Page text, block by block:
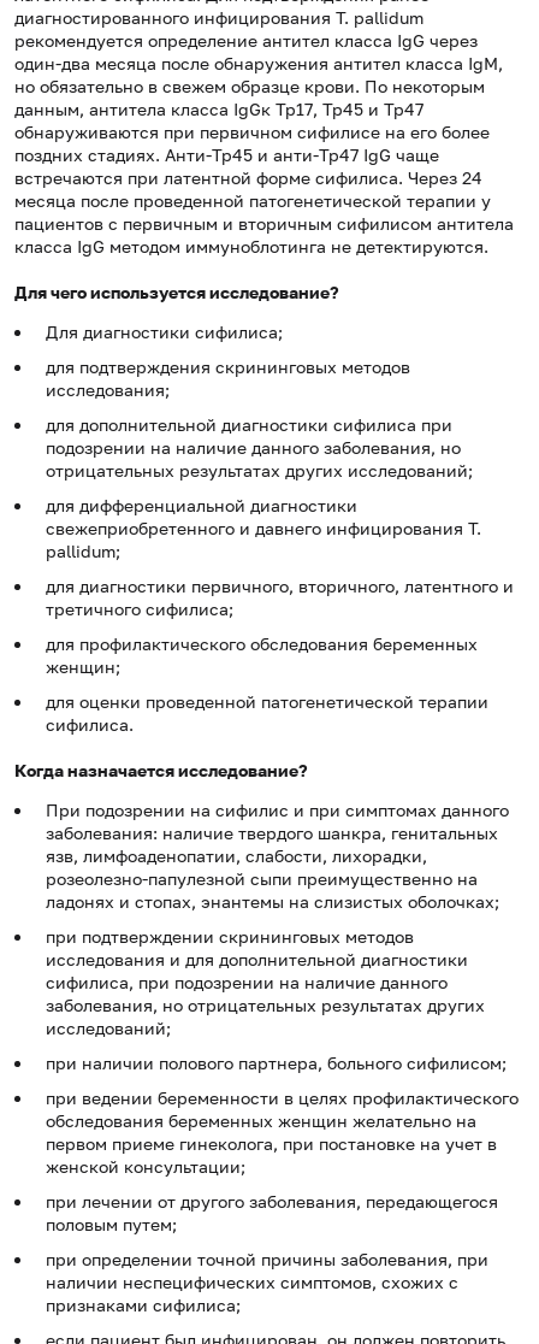
диагностированного инфицирования T. pallidum
рекомендуется определение антител класса IgG через
один-два месяца после обнаружения антител класса IgM,
но обязательно в свежем образце крови. По некоторым
данным, антитела класса IgGк Tp17, Tp45 и Tp47
обнаруживаются при первичном сифилисе на его более
поздних стадиях. Анти-Tp45 и анти-Tp47 IgG чаще
встречаются при латентной форме сифилиса. Через 24
месяца после проведенной патогенетической терапии у
пациентов с первичным и вторичным сифилисом антитела
класса IgG методом иммуноблотинга не детектируются.
Для чего используется исследование?
Для диагностики сифилиса;
для подтверждения скрининговых методов
исследования;
для дополнительной диагностики сифилиса при
подозрении на наличие данного заболевания, но
отрицательных результатах других исследований;
для дифференциальной диагностики
свежеприобретенного и давнего инфицирования T.
рallidum;
для диагностики первичного, вторичного, латентного и
третичного сифилиса;
для профилактического обследования беременных
женщин;
для оценки проведенной патогенетической терапии
сифилиса.
Когда назначается исследование?
При подозрении на сифилис и при симптомах данного
заболевания: наличие твердого шанкра, генитальных
язв, лимфоаденопатии, слабости, лихорадки,
розеолезно-папулезной сыпи преимущественно на
ладонях и стопах, энантемы на слизистых оболочках;
при подтверждении скрининговых методов
исследования и для дополнительной диагностики
сифилиса, при подозрении на наличие данного
заболевания, но отрицательных результатах других
исследований;
при наличии полового партнера, больного сифилисом;
при ведении беременности в целях профилактического
обследования беременных женщин желательно на
первом приеме гинеколога, при постановке на учет в
женской консультации;
при лечении от другого заболевания, передающегося
половым путем;
при определении точной причины заболевания, при
наличии неспецифических симптомов, схожих с
признаками сифилиса;